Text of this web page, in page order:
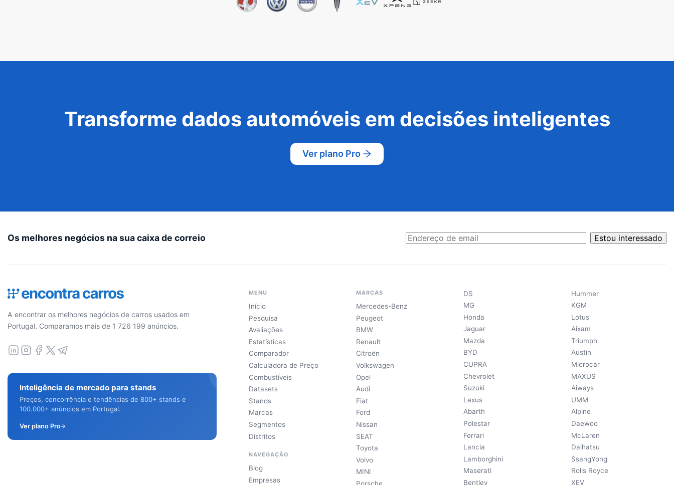
Transforme dados automóveis em decisões inteligentes
Ver plano Pro
Os melhores negócios na sua caixa de correio Estou interessado
A encontrar os melhores negócios de carros usados em
Portugal. Comparamos mais de 1 726 199 anúncios.
Inteligência de mercado para stands
Preços, concorrência e tendências de 800+ stands e
100.000+ anúncios em Portugal.
Ver plano Pro
MENU
Início
Pesquisa
Avaliações
Estatísticas
Comparador
Calculadora de Preço
Combustíveis
Datasets
Stands
Marcas
Segmentos
Distritos
NAVEGAÇÃO
Blog
Empresas
MARCAS
Mercedes-Benz
Peugeot
BMW
Renault
Citroën
Volkswagen
Opel
Audi
Fiat
Ford
Nissan
SEAT
Toyota
Volvo
MINI
DS
MG
Honda
Jaguar
Mazda
BYD
CUPRA
Chevrolet
Suzuki
Lexus
Abarth
Polestar
Ferrari
Lancia
Lamborghini
Maserati
Bentley
Hummer
KGM
Lotus
Aixam
Triumph
Austin
Microcar
MAXUS
Aiways
UMM
Alpine
Daewoo
McLaren
Daihatsu
SsangYong
Rolls Royce
XEV